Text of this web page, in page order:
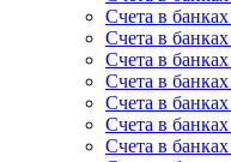
Счета в
Счета в
Счета в
Счета в
Счета в
Счета в
Счета в